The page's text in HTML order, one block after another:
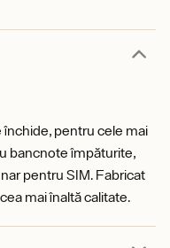
pentru cele mai
bancnote împăturite,
pentru SIM. Fabricat
mai înaltă calitate.